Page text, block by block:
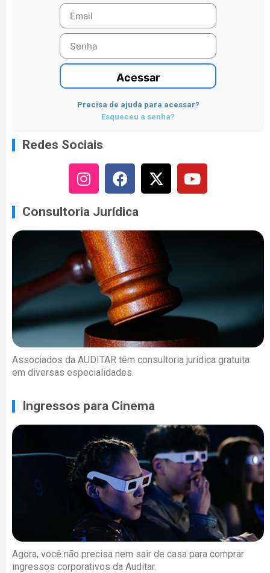
Acessar
Precisa de ajuda para acessar?
Esqueceu a senha?
Redes Sociais
Consultoria Jurídica
Associados da AUDITAR têm consultoria jurídica gratuita
em diversas especialidades.
Ingressos para Cinema
Agora, você não precisa nem sair de casa para comprar
ingressos corporativos da Auditar.